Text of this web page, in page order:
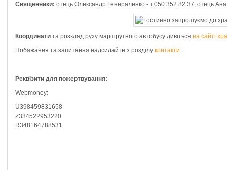
Священники: отець Олександр Генераленко - т.050 352 82 37, отець
Координати та розклад руху маршрутного автобусу дивіться на сайті
Побажання та запитання надсилайте з розділу контакти.
Реквізити для пожертвування:
Webmoney:
U398459831658
Z334522953220
R348164788531